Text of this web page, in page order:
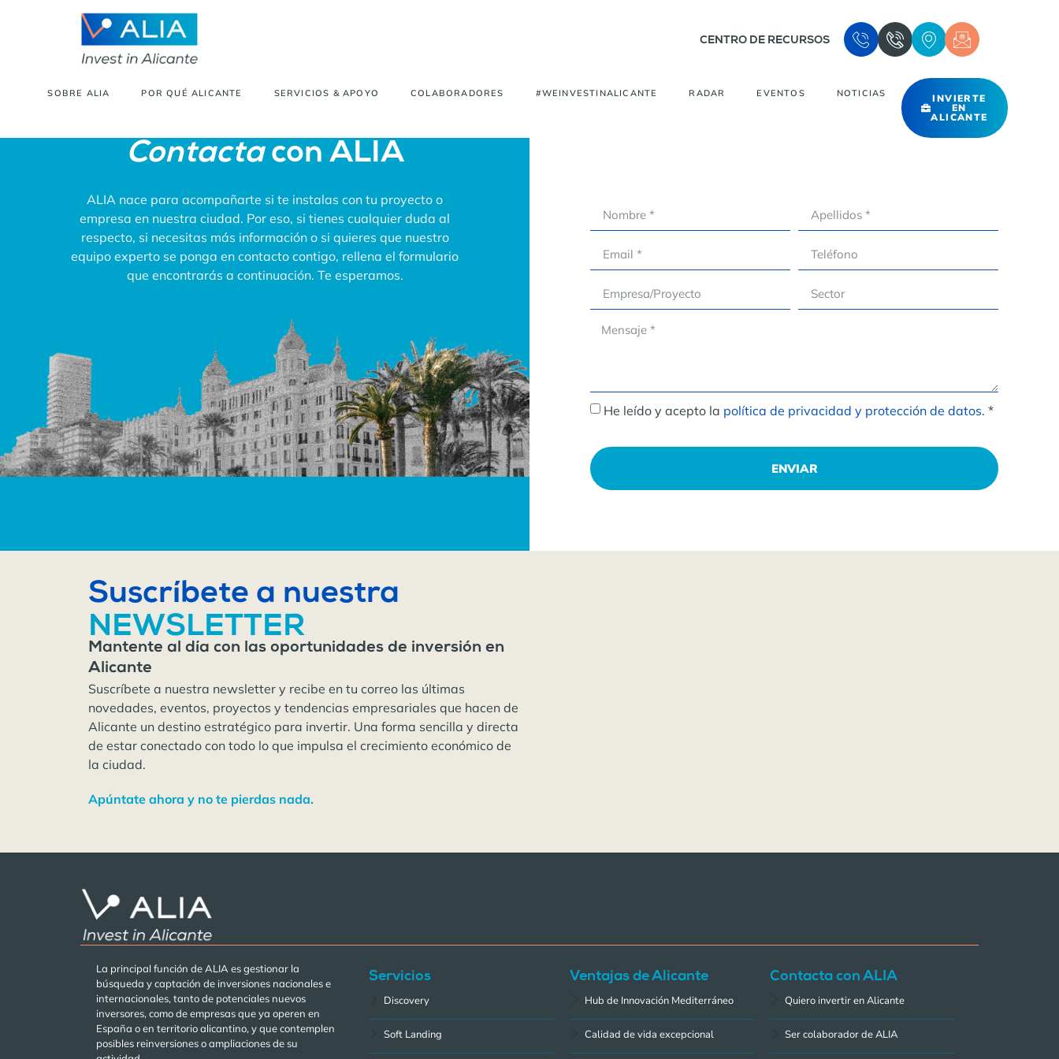
CENTRO DE RECURSOS
SOBRE ALIA POR QUÉ ALICANTE SERVICIOS & APOYO COLABORADORES #WEINVESTINALICANTE RADAR EVENTOS NOTICIAS
INVIERTE
EN
ALICANTE
Contacta con ALIA
ALIA nace para acompañarte si te instalas con tu proyecto o
empresa en nuestra ciudad. Por eso, si tienes cualquier duda al
respecto, si necesitas más información o si quieres que nuestro
equipo experto se ponga en contacto contigo, rellena el formulario
que encontrarás a continuación. Te esperamos.
He leído y acepto la política de privacidad y protección de datos. *
ENVIAR
Suscríbete a nuestra
NEWSLETTER
Mantente al día con las oportunidades de inversión en
Alicante
Suscríbete a nuestra newsletter y recibe en tu correo las últimas
novedades, eventos, proyectos y tendencias empresariales que hacen de
Alicante un destino estratégico para invertir. Una forma sencilla y directa
de estar conectado con todo lo que impulsa el crecimiento económico de
la ciudad.
Apúntate ahora y no te pierdas nada.
La principal función de ALIA es gestionar la
búsqueda y captación de inversiones nacionales e
internacionales, tanto de potenciales nuevos
inversores, como de empresas que ya operen en
España o en territorio alicantino, y que contemplen
posibles reinversiones o ampliaciones de su
Servicios
Discovery
Soft Landing
Ventajas de Alicante
Hub de Innovación Mediterráneo
Calidad de vida excepcional
Contacta con ALIA
Quiero invertir en Alicante
Ser colaborador de ALIA